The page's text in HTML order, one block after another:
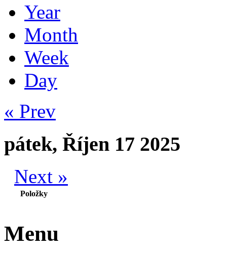
Year
Month
Week
Day
« Prev
pátek, Říjen 17 2025
Next »
Položky
Menu